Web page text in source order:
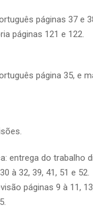
páginas 37 e
páginas 121 e 122.
página 35, e
entrega do trabalho
à 32, 39, 41, 51 e 52.
páginas 9 à 11,